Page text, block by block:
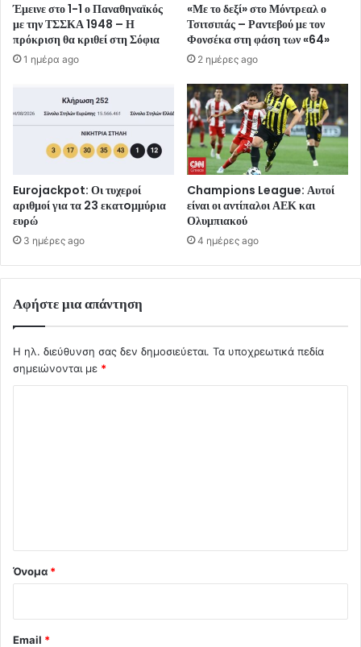
Έμεινε στο 1-1 ο Παναθηναϊκός
με την ΤΣΣΚΑ 1948 – Η
πρόκριση θα κριθεί στη Σόφια
1 ημέρα ago
«Με το δεξί» στο Μόντρεαλ ο
Τσιτσιπάς – Ραντεβού με τον
Φονσέκα στη φάση των «64»
2 ημέρες ago
Eurojackpot: Οι τυχεροί
αριθμοί για τα 23 εκατoμμύρια
ευρώ
3 ημέρες ago
Champions League: Αυτοί
είναι οι αντίπαλοι ΑΕΚ και
Ολυμπιακού
4 ημέρες ago
Αφήστε μια απάντηση
Η ηλ. διεύθυνση σας δεν δημοσιεύεται. Τα υποχρεωτικά πεδία
σημειώνονται με *
Όνομα *
Email *